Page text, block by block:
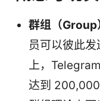
群组（Group
员可以彼此
上，
达到